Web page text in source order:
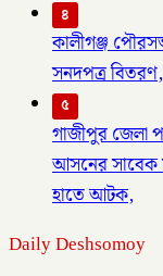
৪
কালীগঞ্জ
সনদপত্র বিতরণ,
৫
গাজীপুর জেলা
আসনের সাবেক
হাতে আটক,
Daily Deshsomoy